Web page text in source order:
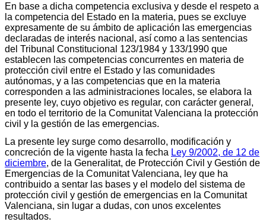
En base a dicha competencia exclusiva y desde el respeto a
la competencia del Estado en la materia, pues se excluye
expresamente de su ámbito de aplicación las emergencias
declaradas de interés nacional, así como a las sentencias
del Tribunal Constitucional 123/1984 y 133/1990 que
establecen las competencias concurrentes en materia de
protección civil entre el Estado y las comunidades
autónomas, y a las competencias que en la materia
corresponden a las administraciones locales, se elabora la
presente ley, cuyo objetivo es regular, con carácter general,
en todo el territorio de la Comunitat Valenciana la protección
civil y la gestión de las emergencias.
La presente ley surge como desarrollo, modificación y
concreción de la vigente hasta la fecha Ley 9/2002, de 12 de
diciembre, de la Generalitat, de Protección Civil y Gestión de
Emergencias de la Comunitat Valenciana, ley que ha
contribuido a sentar las bases y el modelo del sistema de
protección civil y gestión de emergencias en la Comunitat
Valenciana, sin lugar a dudas, con unos excelentes
resultados.